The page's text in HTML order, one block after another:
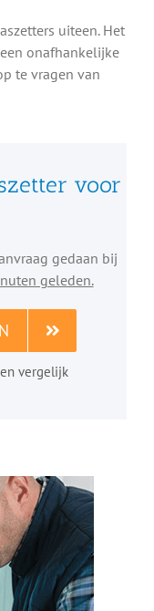
uiteen. Het
onafhankelijke
te vragen van
voor
gedaan bij
geleden.
vergelijk